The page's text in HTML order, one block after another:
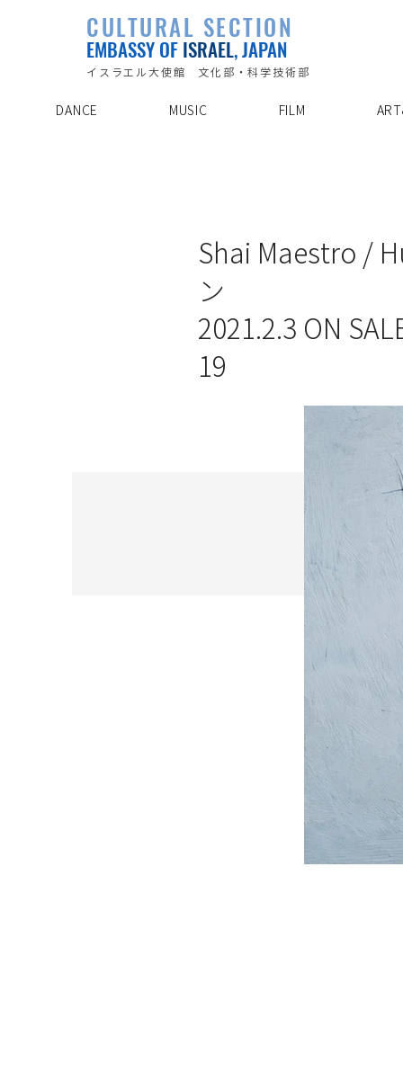
SPECIAL PROJECT
ABOUT US
CONTACT
CULTURAL SECTION
EMBASSY OFISRAEL, JAPAN
イスラエル大使館 文化部・科学技術部
DANCE MUSIC FILM
Shai Maestro /
2021.2.3 ON
19